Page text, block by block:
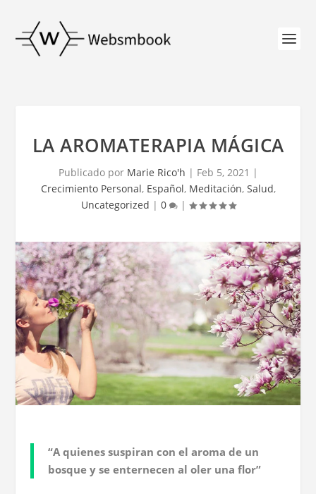
LA AROMATERAPIA MÁGICA
Publicado por Marie Rico'h | Feb 5, 2021 |
Crecimiento Personal, Español, Meditación, Salud,
Uncategorized | 0 |
“A quienes suspiran con el aroma de un
bosque y se enternecen al oler una flor”